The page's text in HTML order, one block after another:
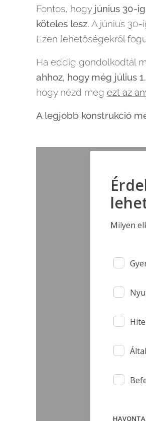
Fontos, hogy június 30-
köteles lesz. A június 30-
Ezen lehetőségekről
Ha eddig gondolkodtál
ahhoz, hogy még július
hogy nézd meg ezt az
A legjobb konstrukció